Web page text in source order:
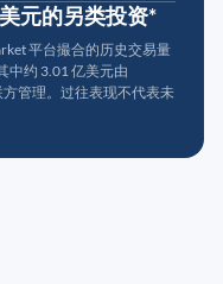
元的另类投资*
平台撮合的历史交易量
中约 3.01 亿美元由
管理。过往表现不代表未